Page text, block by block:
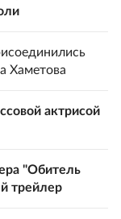
Хаметова
актрисой
"Обитель
трейлер